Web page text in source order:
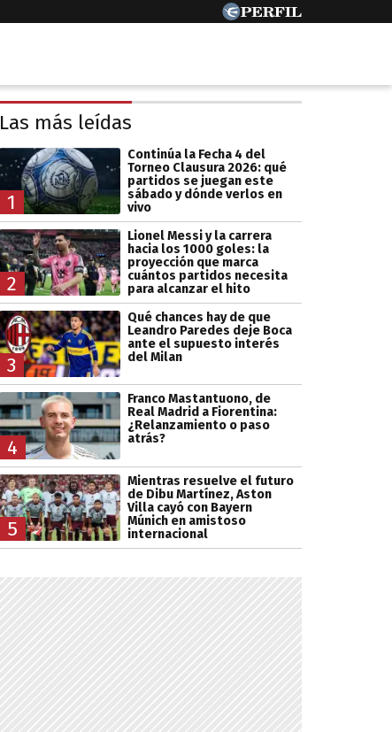
Las más leídas
1
Continúa la Fecha 4 del
Torneo Clausura 2026: qué
partidos se juegan este
sábado y dónde verlos en
vivo
2
Lionel Messi y la carrera
hacia los 1000 goles: la
proyección que marca
cuántos partidos necesita
para alcanzar el hito
3
Qué chances hay de que
Leandro Paredes deje Boca
ante el supuesto interés
del Milan
4
Franco Mastantuono, de
Real Madrid a Fiorentina:
¿Relanzamiento o paso
atrás?
5
Mientras resuelve el futuro
de Dibu Martínez, Aston
Villa cayó con Bayern
Múnich en amistoso
internacional